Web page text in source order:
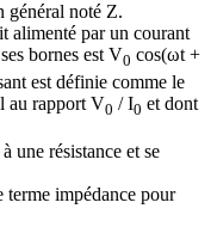
général noté Z.
alimenté par un courant
bornes est V0 cos(ωt +
est définie comme le
au rapport V0 / I0 et dont
une résistance et se
terme impédance pour